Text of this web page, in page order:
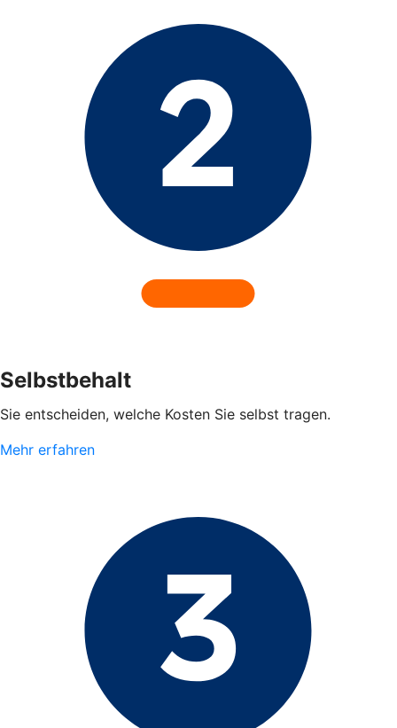
Selbstbehalt
Sie entscheiden, welche Kosten Sie selbst tragen.
Mehr erfahren